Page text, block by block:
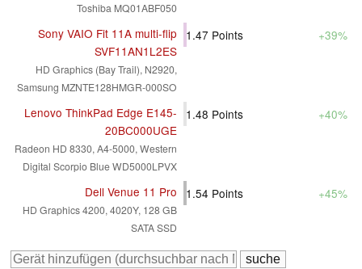
Toshiba MQ01ABF050
Sony VAIO Fit 11A multi-flip
SVF11AN1L2ES
HD Graphics (Bay Trail), N2920,
Samsung MZNTE128HMGR-000SO
1.47 Points +39%
Lenovo ThinkPad Edge E145-
20BC000UGE
Radeon HD 8330, A4-5000, Western
Digital Scorpio Blue WD5000LPVX
1.48 Points +40%
Dell Venue 11 Pro
HD Graphics 4200, 4020Y, 128 GB
SATA SSD
1.54 Points +45%